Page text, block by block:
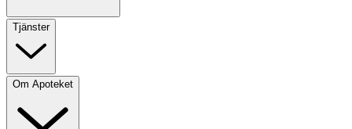
Tjänster
Om Apoteket